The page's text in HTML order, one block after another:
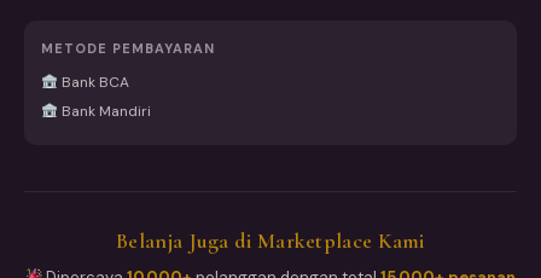
METODE PEMBAYARAN
Bank BCA
Bank Mandiri
Belanja Juga di Marketplace Kami